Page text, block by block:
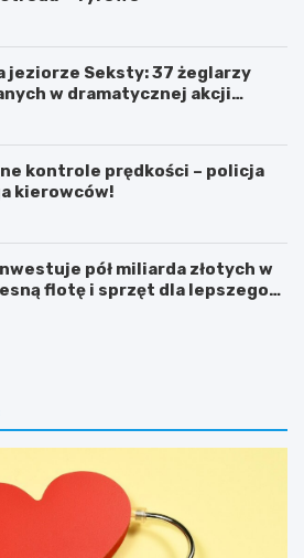
jeziorze Seksty: 37 żeglarzy
w dramatycznej akcji
kontrole prędkości – policja
kierowców!
pół miliarda złotych w
flotę i sprzęt dla lepszego